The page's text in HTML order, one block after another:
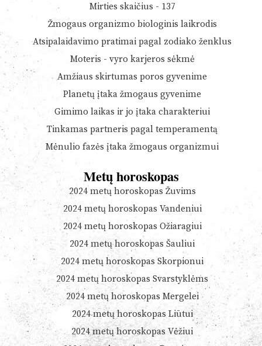
Mirties skaičius - 137
Žmogaus organizmo biologinis laikrodis
Atsipalaidavimo pratimai pagal zodiako ženklus
Moteris - vyro karjeros sėkmė
Amžiaus skirtumas poros gyvenime
Planetų įtaka žmogaus gyvenime
Gimimo laikas ir jo įtaka charakteriui
Tinkamas partneris pagal temperamentą
Mėnulio fazės įtaka žmogaus organizmui
Metų horoskopas
2024 metų horoskopas Žuvims
2024 metų horoskopas Vandeniui
2024 metų horoskopas Ožiaragiui
2024 metų horoskopas Šauliui
2024 metų horoskopas Skorpionui
2024 metų horoskopas Svarstyklėms
2024 metų horoskopas Mergelei
2024 metų horoskopas Liūtui
2024 metų horoskopas Vėžiui